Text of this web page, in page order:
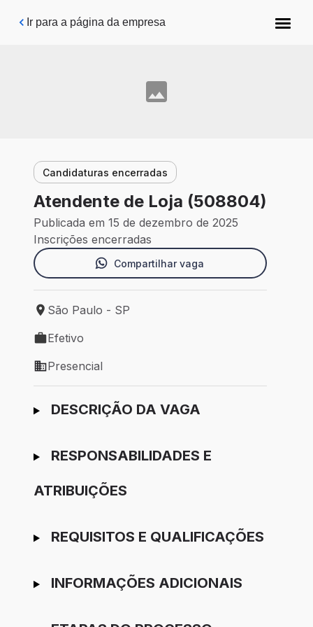
Pular para o conteúdo principal
Ir para a página da empresa
Candidaturas encerradas
Atendente de Loja (508804)
Publicada em 15 de dezembro de 2025
Inscrições encerradas
Compartilhar vaga
Local de trabalho: São Paulo - SP
São Paulo - SP
Tipo de vaga: Efetivo
Efetivo
Modelo de trabalho: Presencial
Presencial
Ir para candidatura
DESCRIÇÃO DA VAGA
RESPONSABILIDADES E
ATRIBUIÇÕES
REQUISITOS E QUALIFICAÇÕES
INFORMAÇÕES ADICIONAIS